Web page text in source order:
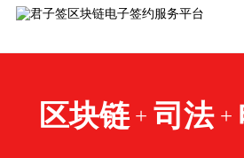
区块链 + 司法 +